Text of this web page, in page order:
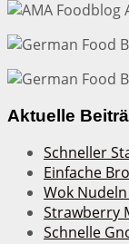
Aktuelle
Schneller
Einfache
Wok
Strawberry
Schnelle